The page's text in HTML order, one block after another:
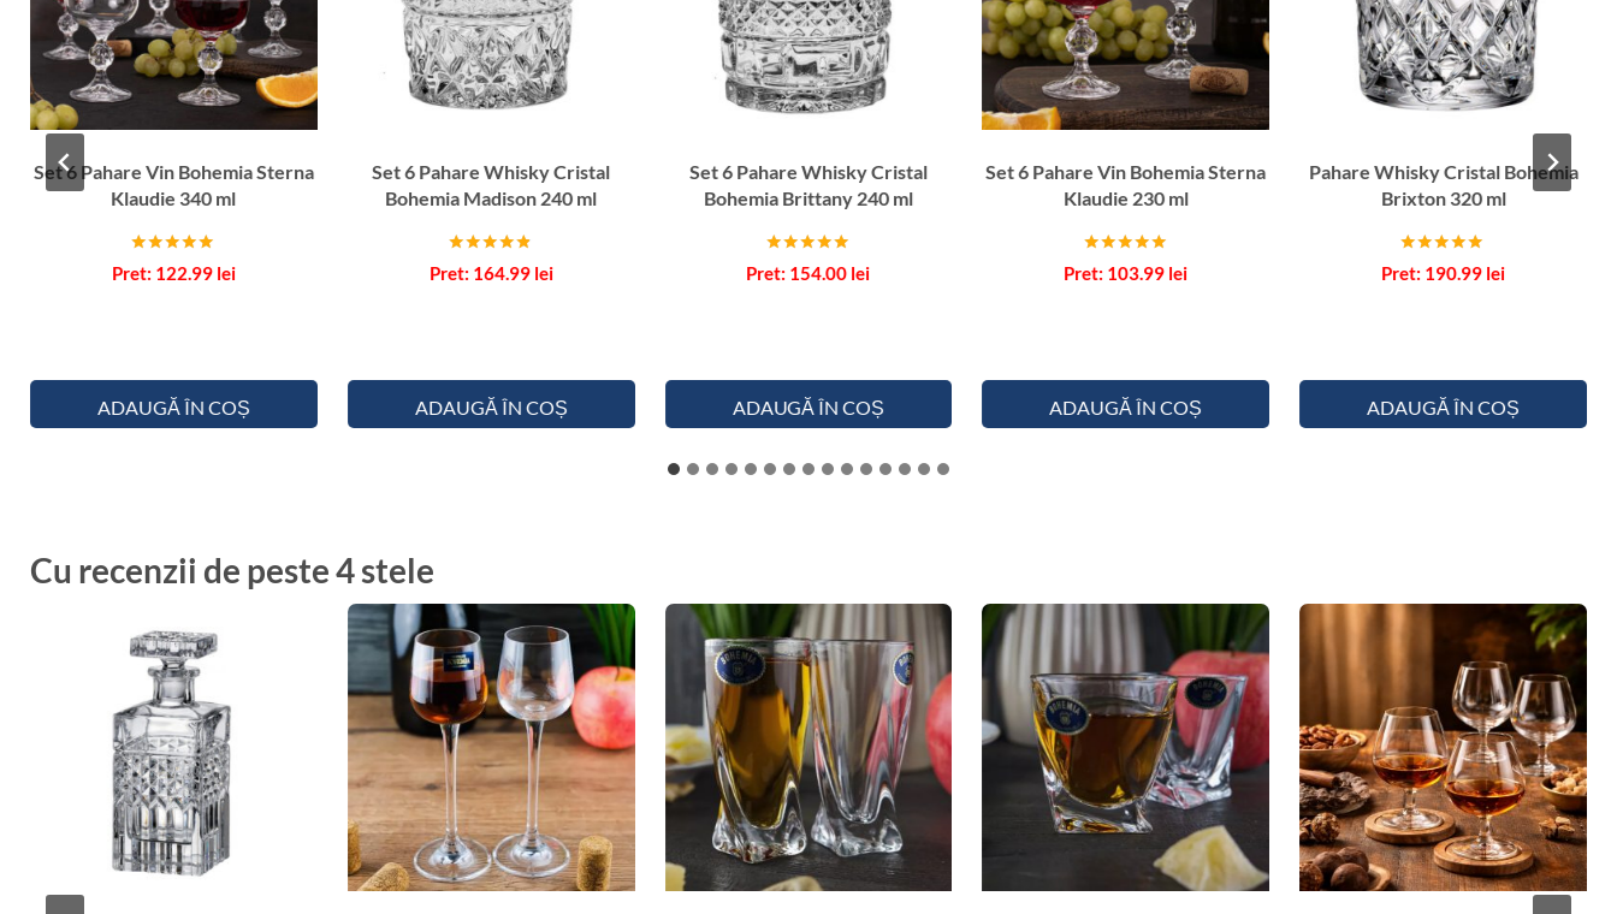
Set 6 Pahare Vin Bohemia Sterna
Klaudie 340 ml
Evaluat la
5.00
122.99 lei
ADAUGĂ ÎN COȘ
Set 6 Pahare Whisky Cristal
Bohemia Madison 240 ml
Evaluat la
4.67
164.99 lei
ADAUGĂ ÎN COȘ
Set 6 Pahare Whisky Cristal
Bohemia Brittany 240 ml
Evaluat la
5.00
154.00 lei
ADAUGĂ ÎN COȘ
Set 6 Pahare Vin Bohemia Sterna
Klaudie 230 ml
Evaluat la
5.00
103.99 lei
ADAUGĂ ÎN COȘ
Pahare Whisky Cristal Bohemia
Brixton 320 ml
Evaluat la
5.00
190.99 lei
ADAUGĂ ÎN COȘ
Cu recenzii de peste 4 stele